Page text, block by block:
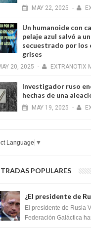
MAY 22, 2025 -
Un humanoide con
pelaje azul salvó a
secuestrado por
grises
20, 2025 - EXTRANOTIX
Investigador ruso
hechas de una
MAY 19, 2025 -
Language ▼
POPULARES
¿El presidente de
la Federación
tratado para acabar
El presidente de Rusia
Federación Galáctica